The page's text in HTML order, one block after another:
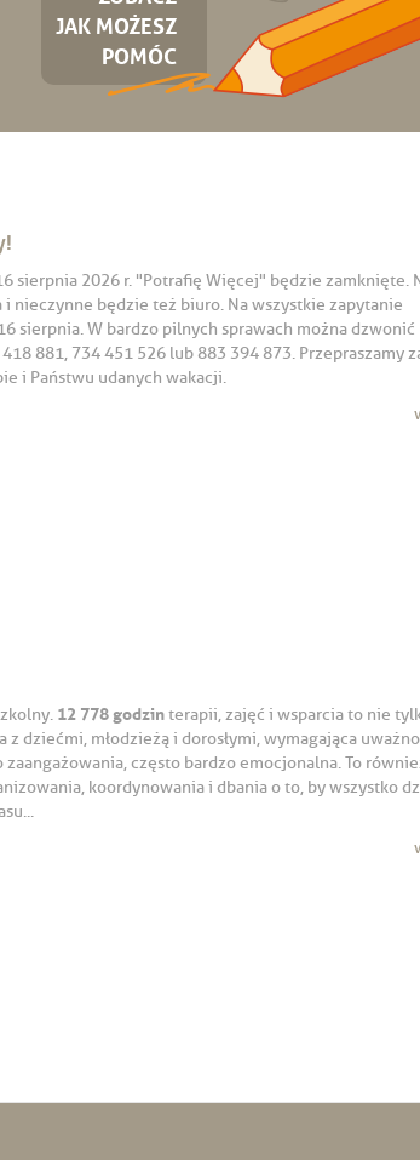
JAK MOŻESZ
POMÓC
sierpnia 2026 r. "Potrafię Więcej" będzie zamknięte.
i nieczynne będzie też biuro. Na wszystkie zapytanie
sierpnia. W bardzo pilnych sprawach można dzwonić
881, 734 451 526 lub 883 394 873. Przepraszamy
i Państwu udanych wakacji.
12 778 godzinterapii, zajęć i wsparcia to nie
z dziećmi, młodzieżą i dorosłymi, wymagająca
często bardzo emocjonalna. To
koordynowania i dbania o to, by wszystko